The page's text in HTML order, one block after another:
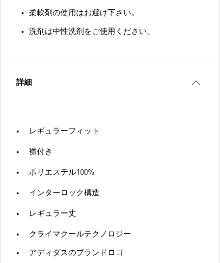
柔軟剤の使用はお避け下さい。
洗剤は中性洗剤をご使用ください。
詳細
レギュラーフィット
襟付き
ポリエステル100%
インターロック構造
レギュラー丈
クライマクールテクノロジー
アディダスのブランドロゴ